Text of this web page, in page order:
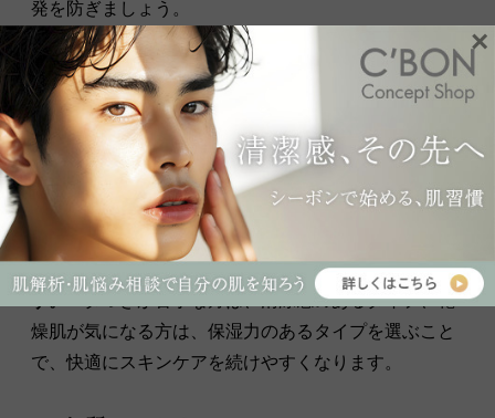
発を防ぎましょう。
また、メンズ用の保湿アイテムは、現在の肌状態に合
わせて選ぶことがポイントです。
毛穴の目立ちが気に
なる方は、ビタミンC誘導体やクエン酸などを配合し
たさっぱりタイプ、肌の乾燥が気になる方は、ヒアル
ロン酸やコラーゲンなどを含むうるおいタイプを選ぶ
とよいでしょう。
毎日使い続けられる使用感かどうかも重要で
ベタつきが苦手な方は、清涼感のあるタイプ、乾
燥肌が気になる方は、保湿力のあるタイプを選ぶこと
で、快適にスキンケアを続けやすくなります。
×